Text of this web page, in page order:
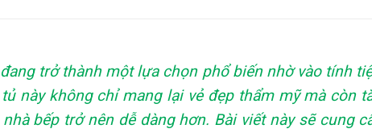
trở thành một lựa chọn phổ biến nhờ vào tính
này không chỉ mang lại vẻ đẹp thẩm mỹ mà còn
bếp trở nên dễ dàng hơn. Bài viết này sẽ cung